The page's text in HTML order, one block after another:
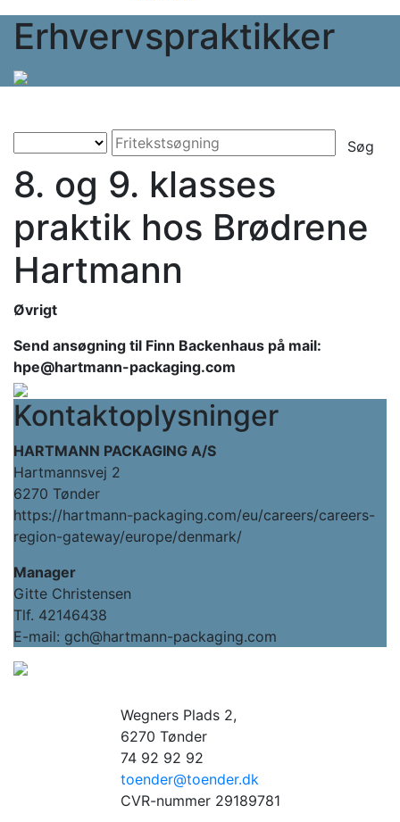
Erhvervspraktikker
Søg
8. og 9. klasses
praktik hos Brødrene
Hartmann
Øvrigt
Send ansøgning til Finn Backenhaus på mail:
hpe@hartmann-packaging.com
Kontaktoplysninger
HARTMANN PACKAGING A/S
Hartmannsvej 2
6270 Tønder
https://hartmann-packaging.com/eu/careers/careers-
region-gateway/europe/denmark/
Manager
Gitte Christensen
Tlf. 42146438
E-mail: gch@hartmann-packaging.com
Wegners Plads 2,
6270 Tønder
74 92 92 92
toender@toender.dk
CVR-nummer 29189781